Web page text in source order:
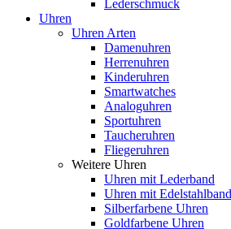
Lederschmuck
Uhren
Uhren Arten
Damenuhren
Herrenuhren
Kinderuhren
Smartwatches
Analoguhren
Sportuhren
Taucheruhren
Fliegeruhren
Weitere Uhren
Uhren mit Lederband
Uhren mit Edelstahlband
Silberfarbene Uhren
Goldfarbene Uhren